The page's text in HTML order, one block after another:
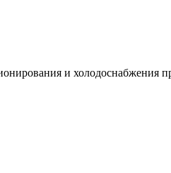
и холодоснабжения